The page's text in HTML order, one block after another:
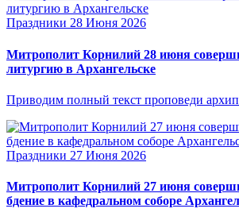
Праздники 28 Июня 2026
Митрополит Корнилий 28 июня
литургию в Архангельске
Приводим полный текст проповеди
Праздники 27 Июня 2026
Митрополит Корнилий 27 июня
бдение в кафедральном соборе